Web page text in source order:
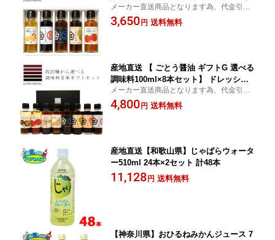
グ 調味料 醤油 野菜ドレ サラダ 刺身 季
節限定 選べるギフト 選べるセット 手土
メーカー直送商品となります為、代金引換
でのお支払いはできません。
3,650円 送料無料
産地直送 【 ごとう醤油 ギフトG 選べる
調味料100ml×8本セット】 ドレッシン
グ 醤油 野菜ドレ サラダ 刺身 季節限定
選べるギフト 選べるセット 手土産 プチ
メーカー直送商品となります為、代金引換
でのお支払いはできません。
4,800円 送料無料
産地直送【和歌山県】じゃばらウォータ
ー510ml 24本×2セット 計48本
11,128円 送料無料
【神奈川県】おひるねみかんジュース 7